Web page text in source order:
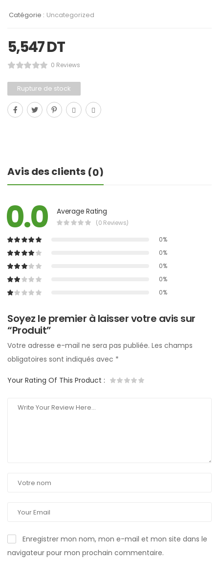
Catégorie : Uncategorized
5,547DT
0 Reviews
Rupture de stock
Avis des clients (0)
0.0 Average Rating
(0 Reviews)
0%
0%
0%
0%
0%
Soyez le premier à laisser votre avis sur
“Produit”
Votre adresse e-mail ne sera pas publiée. Les champs
obligatoires sont indiqués avec *
Your Rating Of This Product :
Enregistrer mon nom, mon e-mail et mon site dans le
navigateur pour mon prochain commentaire.